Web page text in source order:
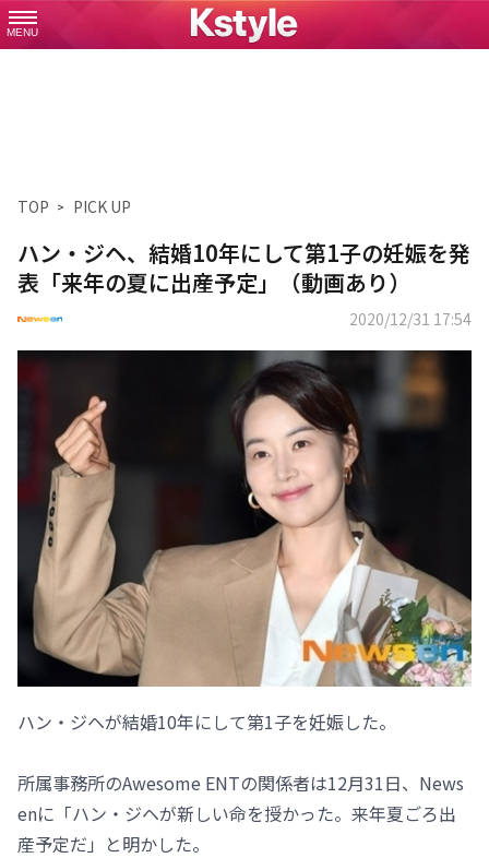
MENU
TOP PICK UP
ハン・ジヘ、結婚10年にして第1子の妊娠を発
表「来年の夏に出産予定」（動画あり）
2020/12/31 17:54
ハン・ジヘが結婚10年にして第1子を妊娠した。
所属事務所のAwesome ENTの関係者は12月31日、News
enに「ハン・ジヘが新しい命を授かった。来年夏ごろ出
産予定だ」と明かした。